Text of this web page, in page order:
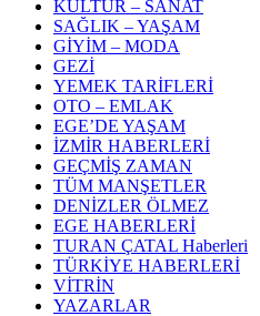
KÜLTÜR – SANAT
SAĞLIK – YAŞAM
GİYİM – MODA
GEZİ
YEMEK TARİFLERİ
OTO – EMLAK
EGE’DE YAŞAM
İZMİR HABERLERİ
GEÇMİŞ ZAMAN
TÜM MANŞETLER
DENİZLER ÖLMEZ
EGE HABERLERİ
TURAN ÇATAL Haberleri
TÜRKİYE HABERLERİ
VİTRİN
YAZARLAR